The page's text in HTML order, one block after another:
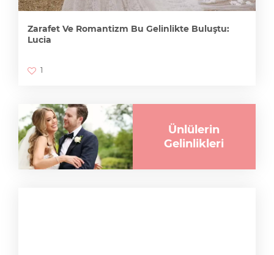
Zarafet Ve Romantizm Bu Gelinlikte Buluştu:
Lucia
1
Ünlülerin
Gelinlikleri